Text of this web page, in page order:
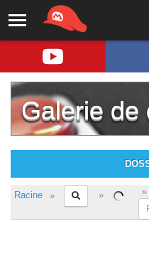
Galerie de
Racine